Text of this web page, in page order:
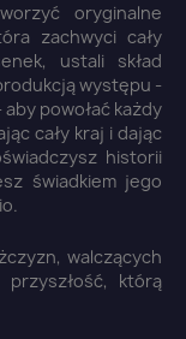
oryginalne
zachwyci cały
ustali skład
występu -
powołać każdy
cały kraj i dając
historii
świadkiem jego
walczących
którą